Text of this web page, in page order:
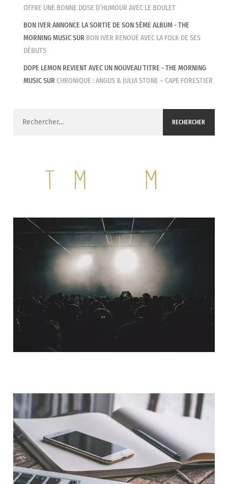
OFFRE UNE BONNE DOSE D’HUMOUR AVEC LE BOULET
BON IVER ANNONCE LA SORTIE DE SON 5ÈME ALBUM - THE
MORNING MUSICSUR BON IVER RENOUE AVEC LA FOLK DE SES
DÉBUTS
DOPE LEMON REVIENT AVEC UN NOUVEAU TITRE - THE MORNING
MUSICSURCHRONIQUE : ANGUS & JULIA STONE – CAPE FORESTIER